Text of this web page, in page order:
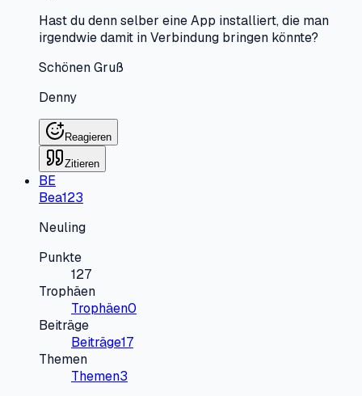
Hast du denn selber eine App installiert, die man
irgendwie damit in Verbindung bringen könnte?
Schönen Gruß
Denny
Reagieren
Zitieren
BE
Bea123
Neuling
Punkte
127
Trophäen
Trophäen0
Beiträge
Beiträge17
Themen
Themen3